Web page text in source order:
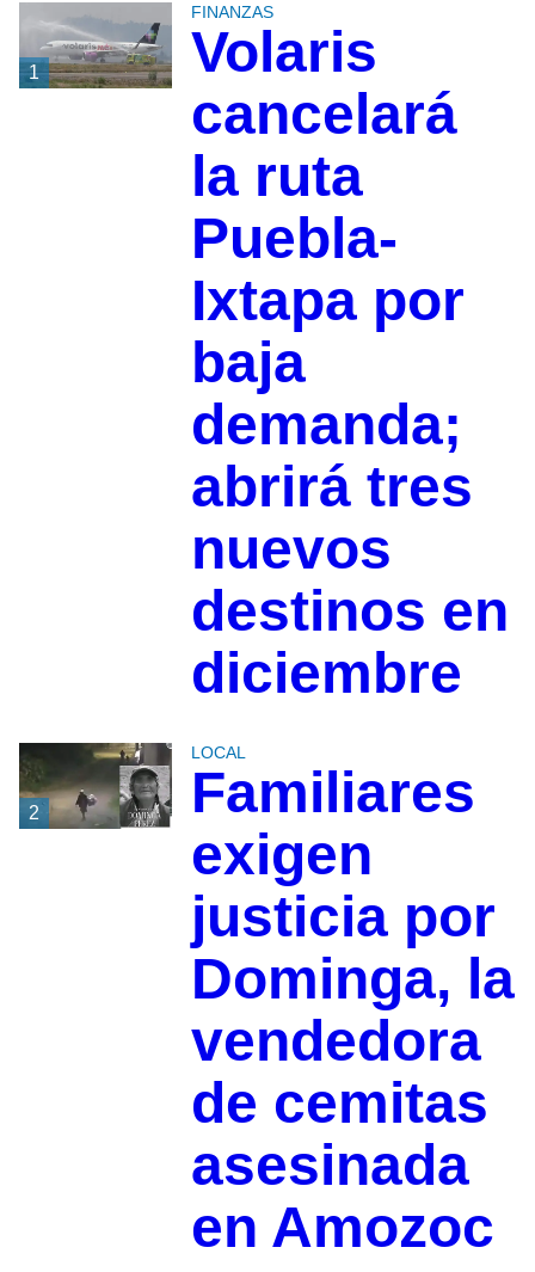
1
FINANZAS
Volaris
cancelará
la ruta
Puebla-
Ixtapa por
baja
demanda;
abrirá tres
nuevos
destinos en
diciembre
2
LOCAL
Familiares
exigen
justicia por
Dominga, la
vendedora
de cemitas
asesinada
en Amozoc